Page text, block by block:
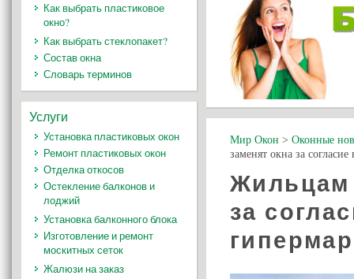
Мир Окон > Оконные
заменят окна за
Жильцам
за
Как выбрать пластиковое
окно?
Как выбрать стеклопакет?
Состав окна
Словарь терминов
Услуги
Установка пластиковых окон
Ремонт пластиковых окон
Отделка откосов
Остекление балконов и
лоджий
Установка балконного блока
Изготовление и ремонт
москитных сеток
Жалюзи на заказ